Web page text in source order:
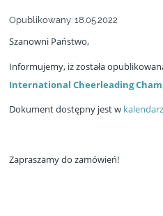
Opublikowany: 18.05.2022
Szanowni Państwo,
Informujemy, iż została
International Cheerleading
Dokument dostępny jest w
Zapraszamy do zamówień!